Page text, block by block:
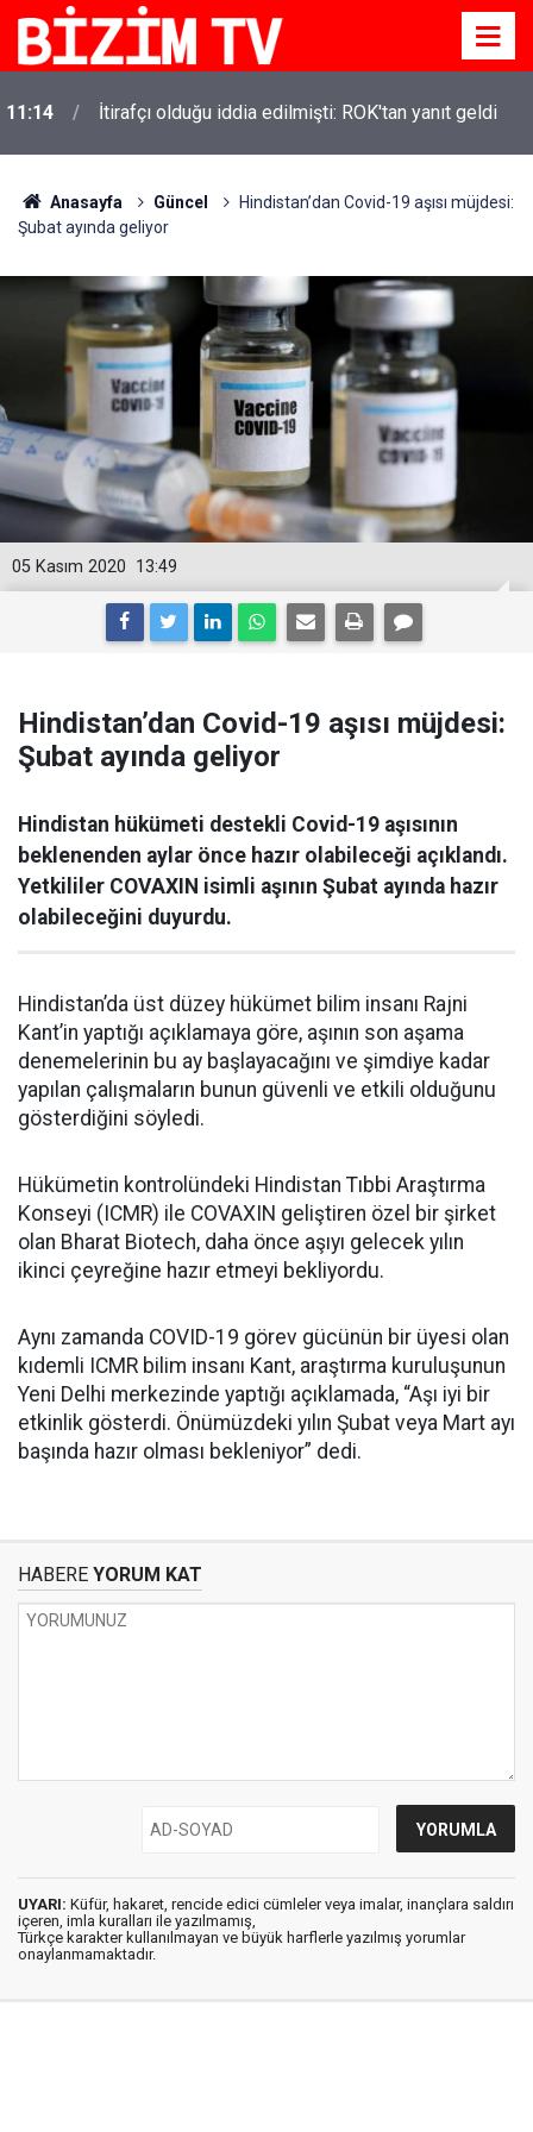
11:14 İtirafçı olduğu iddia edilmişti: ROK'tan yanıt geldi
Anasayfa Güncel
Hindistan’dan Covid-19 aşısı müjdesi:
Şubat ayında geliyor
13:49
05 Kasım 2020
Hindistan’dan Covid-19 aşısı müjdesi:
Şubat ayında geliyor
Hindistan hükümeti destekli Covid-19 aşısının
beklenenden aylar önce hazır olabileceği açıklandı.
Yetkililer COVAXIN isimli aşının Şubat ayında hazır
olabileceğini duyurdu.
Hindistan’da üst düzey hükümet bilim insanı Rajni
Kant’in yaptığı açıklamaya göre, aşının son aşama
denemelerinin bu ay başlayacağını ve şimdiye kadar
yapılan çalışmaların bunun güvenli ve etkili olduğunu
gösterdiğini söyledi.
Hükümetin kontrolündeki Hindistan Tıbbi Araştırma
Konseyi (ICMR) ile COVAXIN geliştiren özel bir şirket
olan Bharat Biotech, daha önce aşıyı gelecek yılın
ikinci çeyreğine hazır etmeyi bekliyordu.
Aynı zamanda COVID-19 görev gücünün bir üyesi olan
kıdemli ICMR bilim insanı Kant, araştırma kuruluşunun
Yeni Delhi merkezinde yaptığı açıklamada, “Aşı iyi bir
etkinlik gösterdi. Önümüzdeki yılın Şubat veya Mart ayı
başında hazır olması bekleniyor” dedi.
HABERE YORUM KAT
UYARI: Küfür, hakaret, rencide edici cümleler veya imalar, inançlara saldırı
içeren, imla kuralları ile yazılmamış,
Türkçe karakter kullanılmayan ve büyük harflerle yazılmış yorumlar
onaylanmamaktadır.